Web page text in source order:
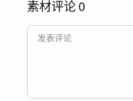
素材评论0